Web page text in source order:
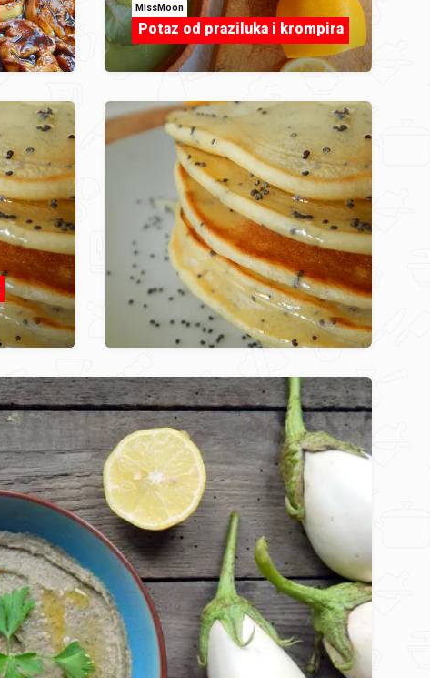
MissMoon
Potaz od praziluka i krompira